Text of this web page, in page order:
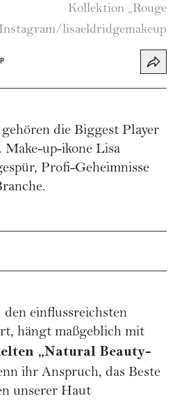
Kollektion „Rouge
Instagram/lisaeldridgemakeup
die Biggest Player
Make-up-ikone Lisa
Profi-Geheimnisse
einflussreichsten
hängt maßgeblich mit
„Natural Beauty-
ihr Anspruch, das Beste
unserer Haut